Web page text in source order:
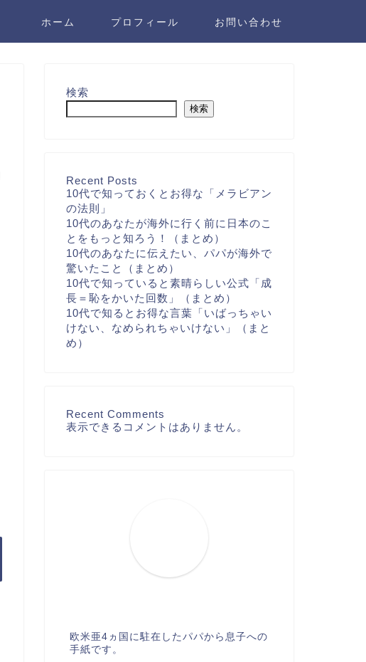
ホーム プロフィール お問い合わせ
検索
検索
Recent Posts
10代で知っておくとお得な「メラビアン
の法則」
10代のあなたが海外に行く前に日本のこ
とをもっと知ろう！（まとめ）
10代のあなたに伝えたい、パパが海外で
驚いたこと（まとめ）
10代で知っていると素晴らしい公式「成
長＝恥をかいた回数」（まとめ）
10代で知るとお得な言葉「いばっちゃい
けない、なめられちゃいけない」（まと
め）
Recent Comments
表示できるコメントはありません。
欧米亜4ヵ国に駐在したパパから息子への
手紙です。